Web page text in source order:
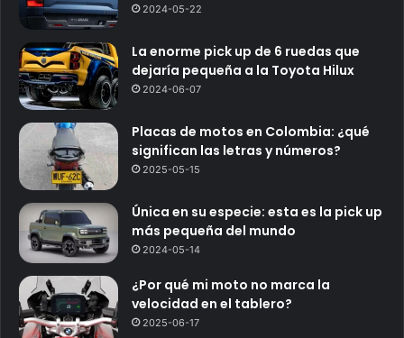
2024-05-22
La enorme pick up de 6 ruedas que
dejaría pequeña a la Toyota Hilux
2024-06-07
Placas de motos en Colombia: ¿qué
significan las letras y números?
2025-05-15
Única en su especie: esta es la pick up
más pequeña del mundo
2024-05-14
¿Por qué mi moto no marca la
velocidad en el tablero?
2025-06-17